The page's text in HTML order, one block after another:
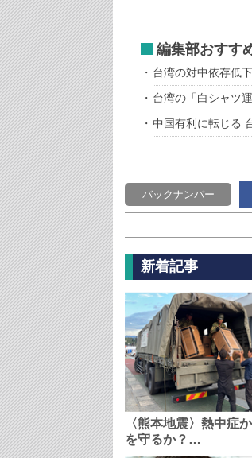
編集部おすす
台湾の対中依存低
台湾の「白シャツ
中国有利に転じる
バックナンバー
新着記事
〈熊本地震〉熱中症
を守るか？…